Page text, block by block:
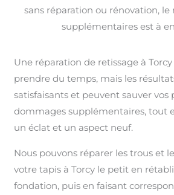
sans réparation ou rénovation, le
supplémentaires est à
Une réparation de retissage à
prendre du temps, mais les
satisfaisants et peuvent sauver vos
dommages supplémentaires, tout
un éclat et un aspect neuf.
Nous pouvons réparer les trous et
votre tapis à Torcy le petit en
fondation, puis en faisant